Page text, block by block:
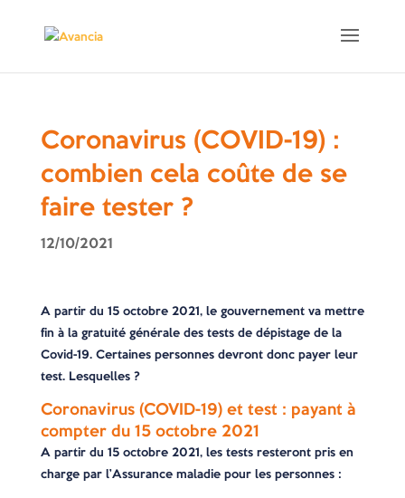
Coronavirus (COVID-19) :
combien cela coûte de se
faire tester ?
12/10/2021
A partir du 15 octobre 2021, le gouvernement va mettre
fin à la gratuité générale des tests de dépistage de la
Covid-19. Certaines personnes devront donc payer leur
test. Lesquelles ?
Coronavirus (COVID-19) et test : payant à
compter du 15 octobre 2021
A partir du 15 octobre 2021, les tests resteront pris en
charge par l’Assurance maladie pour les personnes :